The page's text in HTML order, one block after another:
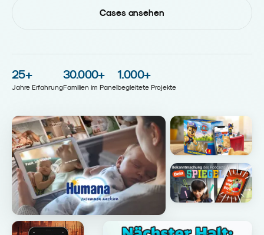
Cases ansehen
25+
Jahre Erfahrung
30.000+
Familien im Panel
1.000+
begleitete Projekte